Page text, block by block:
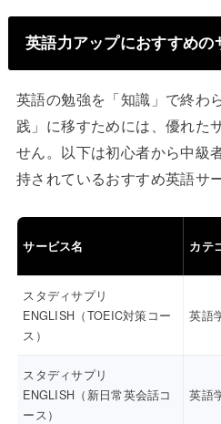
英語力アップにおすすめの
英語の勉強を「知識」で終わ
践」に移すためには、優れた
せん。以下は初心者から中級
持されているおすすめ英語サ
サービス名 カテ
スタディサプリ
ENGLISH（TOEIC対策コー
ス）
英語
スタディサプリ
ENGLISH（新日常英会話コ
ース）
英語